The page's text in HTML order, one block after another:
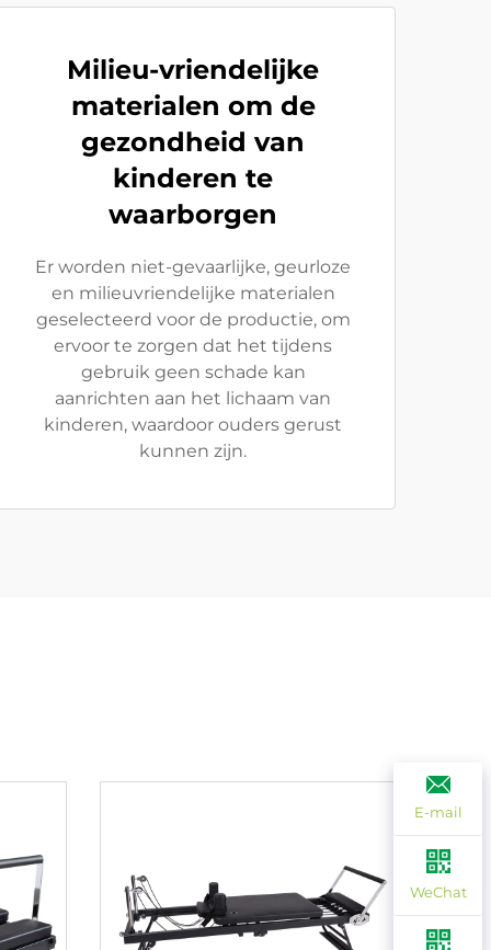
Milieu-vriendelijke
materialen om de
gezondheid van
kinderen te
waarborgen
Er worden niet-gevaarlijke, geurloze
en milieuvriendelijke materialen
geselecteerd voor de productie, om
ervoor te zorgen dat het tijdens
gebruik geen schade kan
aanrichten aan het lichaam van
kinderen, waardoor ouders gerust
kunnen zijn.
E-mail
WeChat